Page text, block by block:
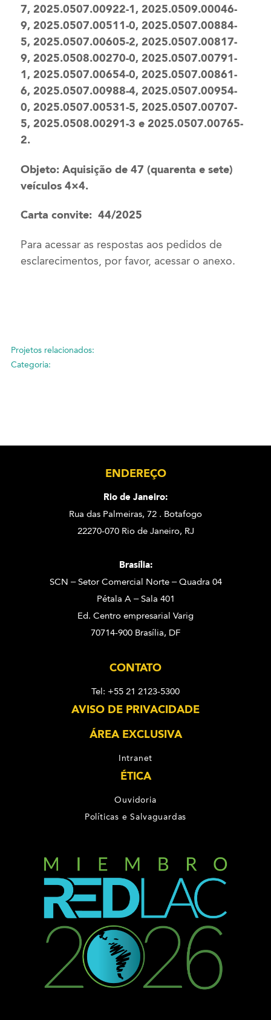
7, 2025.0507.00922-1, 2025.0509.00046-
9, 2025.0507.00511-0, 2025.0507.00884-
5, 2025.0507.00605-2, 2025.0507.00817-
9, 2025.0508.00270-0, 2025.0507.00791-
1, 2025.0507.00654-0, 2025.0507.00861-
6, 2025.0507.00988-4, 2025.0507.00954-
0, 2025.0507.00531-5, 2025.0507.00707-
5, 2025.0508.00291-3 e 2025.0507.00765-
2.
Objeto: Aquisição de 47 (quarenta e sete)
veículos 4×4.
Carta convite: 44/2025
Para acessar as respostas aos pedidos de
esclarecimentos, por favor, acessar o anexo.
Projetos relacionados:
Categoria:
ENDEREÇO
Rio de Janeiro:
Rua das Palmeiras, 72 . Botafogo
22270-070 Rio de Janeiro, RJ
Brasília:
SCN – Setor Comercial Norte – Quadra 04
Pétala A – Sala 401
Ed. Centro empresarial Varig
70714-900 Brasília, DF
CONTATO
Tel: +55 21 2123-5300
AVISO DE PRIVACIDADE
ÁREA EXCLUSIVA
Intranet
ÉTICA
Ouvidoria
Políticas e Salvaguardas